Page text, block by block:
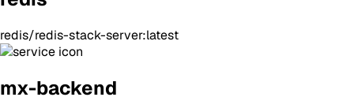
redis/redis-stack-server:latest
mx-backend